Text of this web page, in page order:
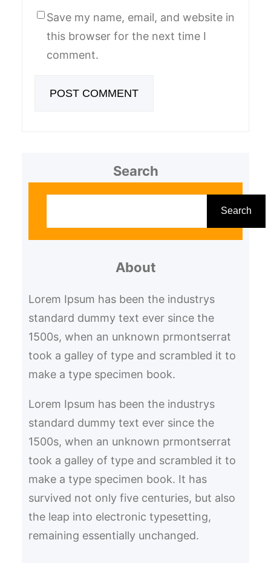
Save my name, email, and website in
this browser for the next time I
comment.
Search
Search
About
Lorem Ipsum has been the industrys
standard dummy text ever since the
1500s, when an unknown prmontserrat
took a galley of type and scrambled it to
make a type specimen book.
Lorem Ipsum has been the industrys
standard dummy text ever since the
1500s, when an unknown prmontserrat
took a galley of type and scrambled it to
make a type specimen book. It has
survived not only five centuries, but also
the leap into electronic typesetting,
remaining essentially unchanged.